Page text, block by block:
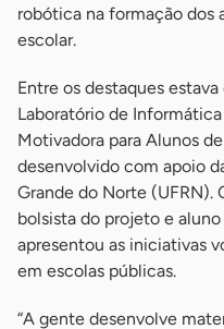
robótica na formação dos
escolar.
Entre os destaques
Laboratório de
Motivadora para Alunos
desenvolvido com apoio
Grande do Norte (UFRN).
bolsista do projeto e
apresentou as iniciativas
em escolas públicas.
“A gente desenvolve